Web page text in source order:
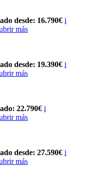
desde: 16.790€ i
más
desde: 19.390€ i
más
22.790€ i
más
desde: 27.590€ i
más